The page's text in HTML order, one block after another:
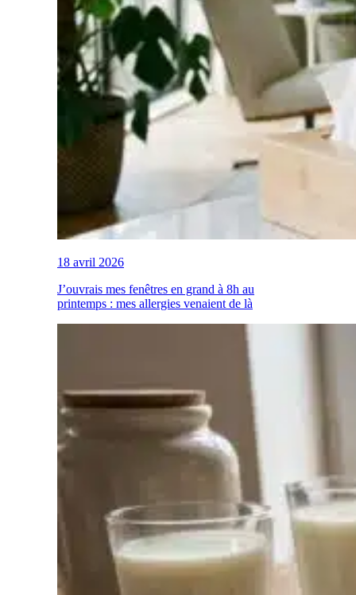
18 avril 2026
J’ouvrais mes fenêtres en grand à 8h au
printemps : mes allergies venaient de là